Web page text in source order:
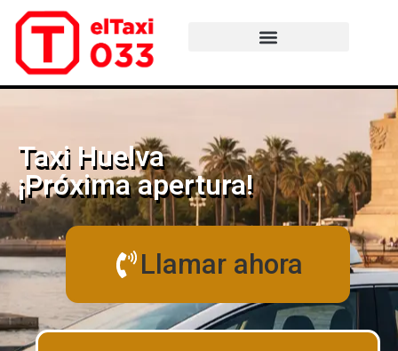
Taxi Huelva
¡Próxima apertura!
Llamar ahora